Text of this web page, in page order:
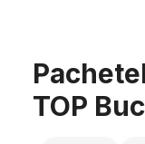
TOP